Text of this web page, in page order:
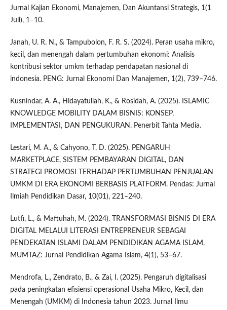
Jurnal Kajian Ekonomi, Manajemen, Dan Akuntansi Strategis, 1(1
Juli), 1–10.
Janah, U. R. N., & Tampubolon, F. R. S. (2024). Peran usaha mikro,
kecil, dan menengah dalam pertumbuhan ekonomi: Analisis
kontribusi sektor umkm terhadap pendapatan nasional di
indonesia. PENG: Jurnal Ekonomi Dan Manajemen, 1(2), 739–746.
Kusnindar, A. A., Hidayatullah, K., & Rosidah, A. (2025). ISLAMIC
KNOWLEDGE MOBILITY DALAM BISNIS: KONSEP,
IMPLEMENTASI, DAN PENGUKURAN. Penerbit Tahta Media.
Lestari, M. A., & Cahyono, T. D. (2025). PENGARUH
MARKETPLACE, SISTEM PEMBAYARAN DIGITAL, DAN
STRATEGI PROMOSI TERHADAP PERTUMBUHAN PENJUALAN
UMKM DI ERA EKONOMI BERBASIS PLATFORM. Pendas: Jurnal
Ilmiah Pendidikan Dasar, 10(01), 221–240.
Lutfi, L., & Maftuhah, M. (2024). TRANSFORMASI BISNIS DI ERA
DIGITAL MELALUI LITERASI ENTREPRENEUR SEBAGAI
PENDEKATAN ISLAMI DALAM PENDIDIKAN AGAMA ISLAM.
MUMTAZ: Jurnal Pendidikan Agama Islam, 4(1), 53–67.
Mendrofa, L., Zendrato, B., & Zai, I. (2025). Pengaruh digitalisasi
pada peningkatan efisiensi operasional Usaha Mikro, Kecil, dan
Menengah (UMKM) di Indonesia tahun 2023. Jurnal Ilmu